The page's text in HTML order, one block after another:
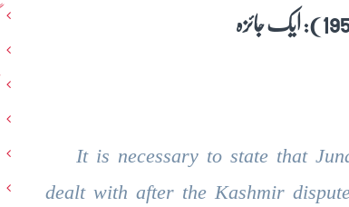
“It is necessary to state that
dealt with after the Kashmir